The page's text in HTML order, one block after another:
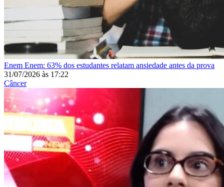
Enem Enem: 63% dos estudantes relatam ansiedade antes da prova
31/07/2026 às 17:22
Câncer